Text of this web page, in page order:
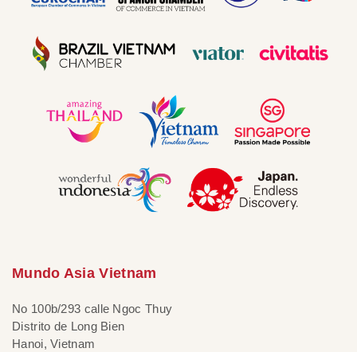
Mundo Asia Vietnam
No 100b/293 calle Ngoc Thuy
Distrito de Long Bien
Hanoi, Vietnam